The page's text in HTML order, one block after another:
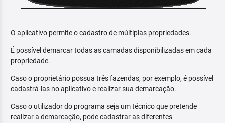
O aplicativo permite o cadastro de múltiplas propriedades.
É possível demarcar todas as camadas disponibilizadas em cada
propriedade.
Caso o proprietário possua três fazendas, por exemplo, é possível
cadastrá-las no aplicativo e realizar sua demarcação.
Caso o utilizador do programa seja um técnico que pretende
realizar a demarcação, pode cadastrar as diferentes